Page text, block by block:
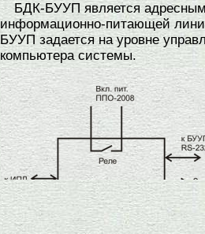
БДК-БУУП является
информационно-питающей
БУУП задается на уровне
компьютера системы.